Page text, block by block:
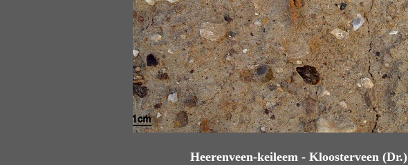
Heerenveen-keileem - Kloosterveen (Dr.)